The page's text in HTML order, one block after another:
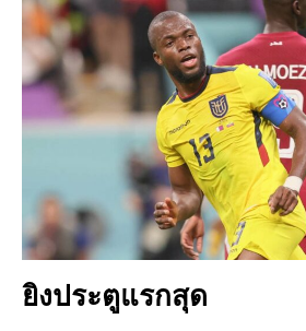
ยิงประตูแรกสุด